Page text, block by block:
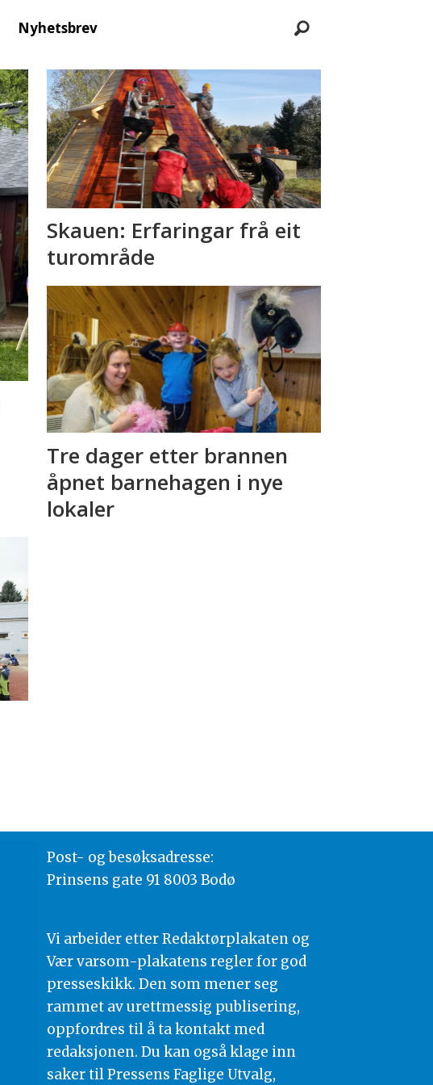
Nyhetsbrev
Skauen: Erfaringar frå eit
turområde
Tre dager etter brannen
åpnet barnehagen i nye
lokaler
Post- og besøksadresse:
Prinsens gate 91 8003 Bodø
Vi arbeider etter Redaktørplakaten og
Vær varsom-plakatens regler for god
presseskikk. Den som mener seg
rammet av urettmessig publisering,
oppfordres til å ta kontakt med
redaksjonen. Du kan også klage inn
saker til Pressens Faglige Utvalg,